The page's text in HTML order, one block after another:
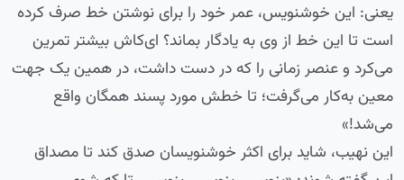
یعنی: این خوشنویس، عمر خود را برای نوشتن خط صرف کرده
است تا این خط از وی به یادگار بماند؟ ای‌کاش بیشتر تمرین
می‌کرد و عنصر زمانی را که در دست داشت، در همین یک جهت
معین به‌کار می‌گرفت؛ تا خطش مورد پسند همگان واقع
می‌شد!»
این نهیب، شاید برای اکثر خوشنویسان صدق کند تا مصداق